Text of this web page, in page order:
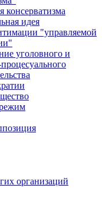
консерватизма
идея
"управляемой
уголовного и
организаций